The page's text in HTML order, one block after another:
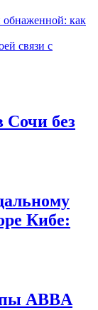
как
связи с
Сочи без
Кибе:
ABBA